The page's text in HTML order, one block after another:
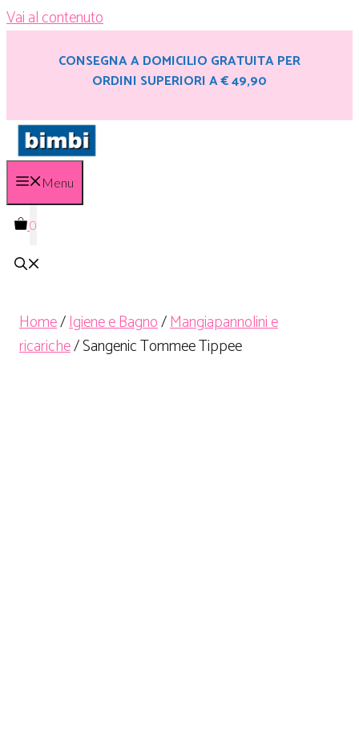
Vai al contenuto
CONSEGNA A DOMICILIO GRATUITA PER
ORDINI SUPERIORI A € 49,90
Menu
0
Home/Igiene e Bagno/Mangiapannolini e
ricariche/ Sangenic Tommee Tippee